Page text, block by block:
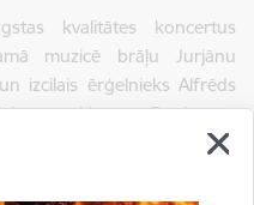
kvalitātes koncertus
muzicē brāļu Jurjānu
izcilais ērģelnieks Alfrēds
Vīgnere-Grīnberga.
velta ērģelniekam Jānim